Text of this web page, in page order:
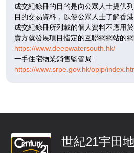
/
即將發售 即將發售
A
1,696呎
B
4房(2套)
A
4房(2套)
B
4房(2套)
成交紀錄冊的目的是向公眾人士提供
目的交易資料，以使公眾人士了解香
成交紀錄冊所列載的個人資料不應用於
賣方就發展項目指定的互聯網網站的
https://www.deepwatersouth.hk/
一手住宅物業銷售監管局:
https://www.srpe.gov.hk/opip/
世紀21宇田